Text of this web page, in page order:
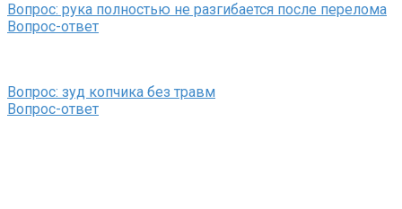
Вопрос: рука полностью не разгибается после перелома
Вопрос-ответ
Вопрос: зуд копчика без травм
Вопрос-ответ